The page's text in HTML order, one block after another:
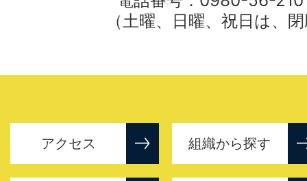
（土曜、日曜、祝日は、
アクセス 組織から探す